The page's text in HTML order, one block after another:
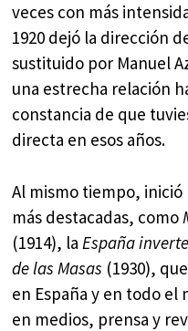
veces con más
1920 dejó la dirección
sustituido por Manuel
una estrecha relación
constancia de que
directa en esos años.
Al mismo tiempo, inició
más destacadas, como
(1914), la España
de las Masas (1930),
en España y en todo el
en medios, prensa y